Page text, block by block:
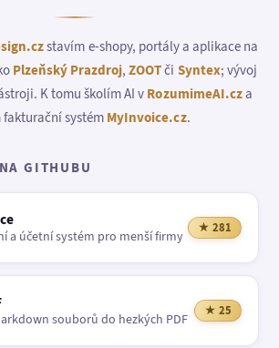
stavím e-shopy, portály a aplikace na
Plzeňský Prazdroj,ZOOTči Syntex; vývoj
K tomu školím AI v RozumimeAI.cza
systém MyInvoice.cz.
GITHUBU
a účetní systém pro menší firmy
★ 281
souborů do hezkých PDF
★ 25